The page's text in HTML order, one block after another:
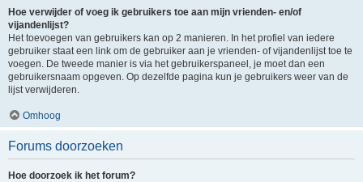
Hoe verwijder of voeg ik gebruikers toe aan mijn vrienden- en/of
vijandenlijst?
Het toevoegen van gebruikers kan op 2 manieren. In het profiel van iedere
gebruiker staat een link om de gebruiker aan je vrienden- of vijandenlijst toe te
voegen. De tweede manier is via het gebruikerspaneel, je moet dan een
gebruikersnaam opgeven. Op dezelfde pagina kun je gebruikers weer van de
lijst verwijderen.
Omhoog
Forums doorzoeken
Hoe doorzoek ik het forum?